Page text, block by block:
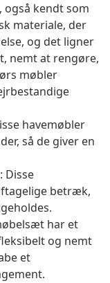
kendt som
materiale, der
og det ligner
nemt at rengøre,
møbler
havemøbler
så de giver en
Disse
betræk,
har et
og nemt
et